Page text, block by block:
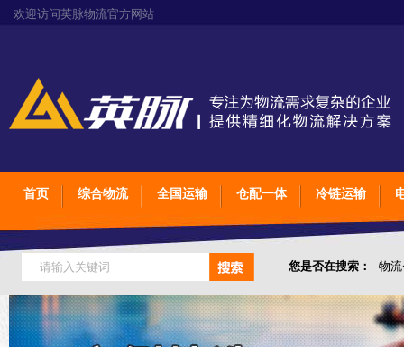
欢迎访问英脉物流官方网站
首页 综合物流 全国运输 仓配一体 冷链运输
您是否在搜索： 物
仓储综合专业定制物